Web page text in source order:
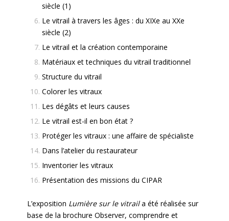
siècle (1)
Le vitrail à travers les âges : du XIXe au XXe
siècle (2)
Le vitrail et la création contemporaine
Matériaux et techniques du vitrail traditionnel
Structure du vitrail
Colorer les vitraux
Les dégâts et leurs causes
Le vitrail est-il en bon état ?
Protéger les vitraux : une affaire de spécialiste
Dans l’atelier du restaurateur
Inventorier les vitraux
Présentation des missions du CIPAR
L’exposition Lumière sur le vitraila été réalisée sur
base de la brochure Observer, comprendre et